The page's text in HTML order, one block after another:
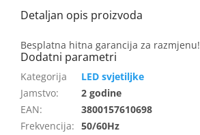
Besplatna hitna garancija za razmjenu!
LED svjetiljke
Jamstvo:
2 godine
EAN:
3800157610698
Frekvencija: 50/60Hz